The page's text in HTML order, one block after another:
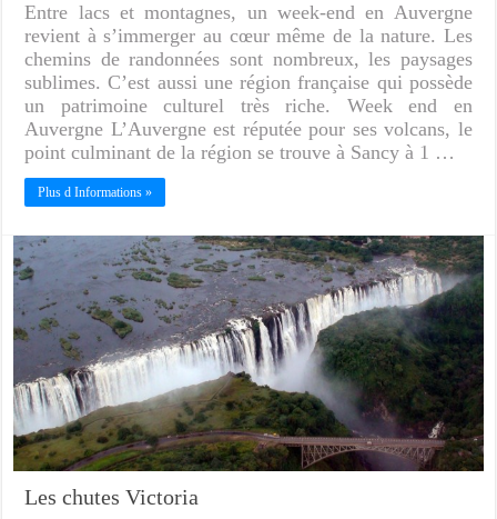
Entre lacs et montagnes, un week-end en Auvergne
revient à s’immerger au cœur même de la nature. Les
chemins de randonnées sont nombreux, les paysages
sublimes. C’est aussi une région française qui possède
un patrimoine culturel très riche. Week end en
Auvergne L’Auvergne est réputée pour ses volcans, le
point culminant de la région se trouve à Sancy à 1 …
Plus d Informations »
Les chutes Victoria